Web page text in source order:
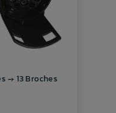
→ 13 Broches